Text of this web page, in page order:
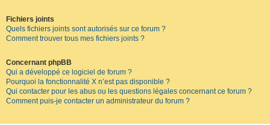
Fichiers joints
Quels fichiers joints sont autorisés sur ce forum ?
Comment trouver tous mes fichiers joints ?
Concernant phpBB
Qui a développé ce logiciel de forum ?
Pourquoi la fonctionnalité X n’est pas disponible ?
Qui contacter pour les abus ou les questions légales concernant ce forum ?
Comment puis-je contacter un administrateur du forum ?